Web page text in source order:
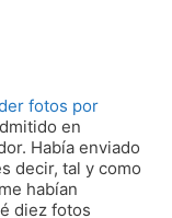
fotos por
en
Había enviado
decir, tal y como
habían
diez fotos